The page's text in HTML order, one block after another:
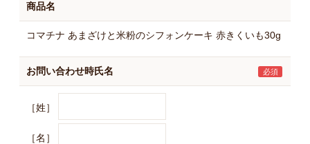
商品名
コマチナ あまざけと米粉のシフォンケーキ 赤きくいも30g
お問い合わせ時氏名
［姓］
［名］